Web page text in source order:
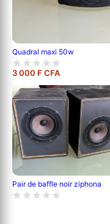
Quadral maxi 50w
3 000 F CFA
Pair de baffle noir ziphona